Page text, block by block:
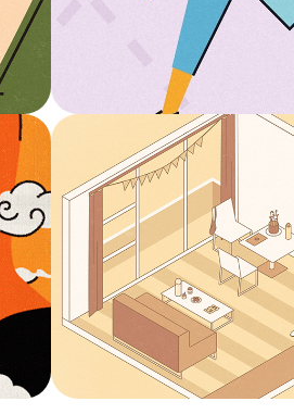
La casa la
Ilustración